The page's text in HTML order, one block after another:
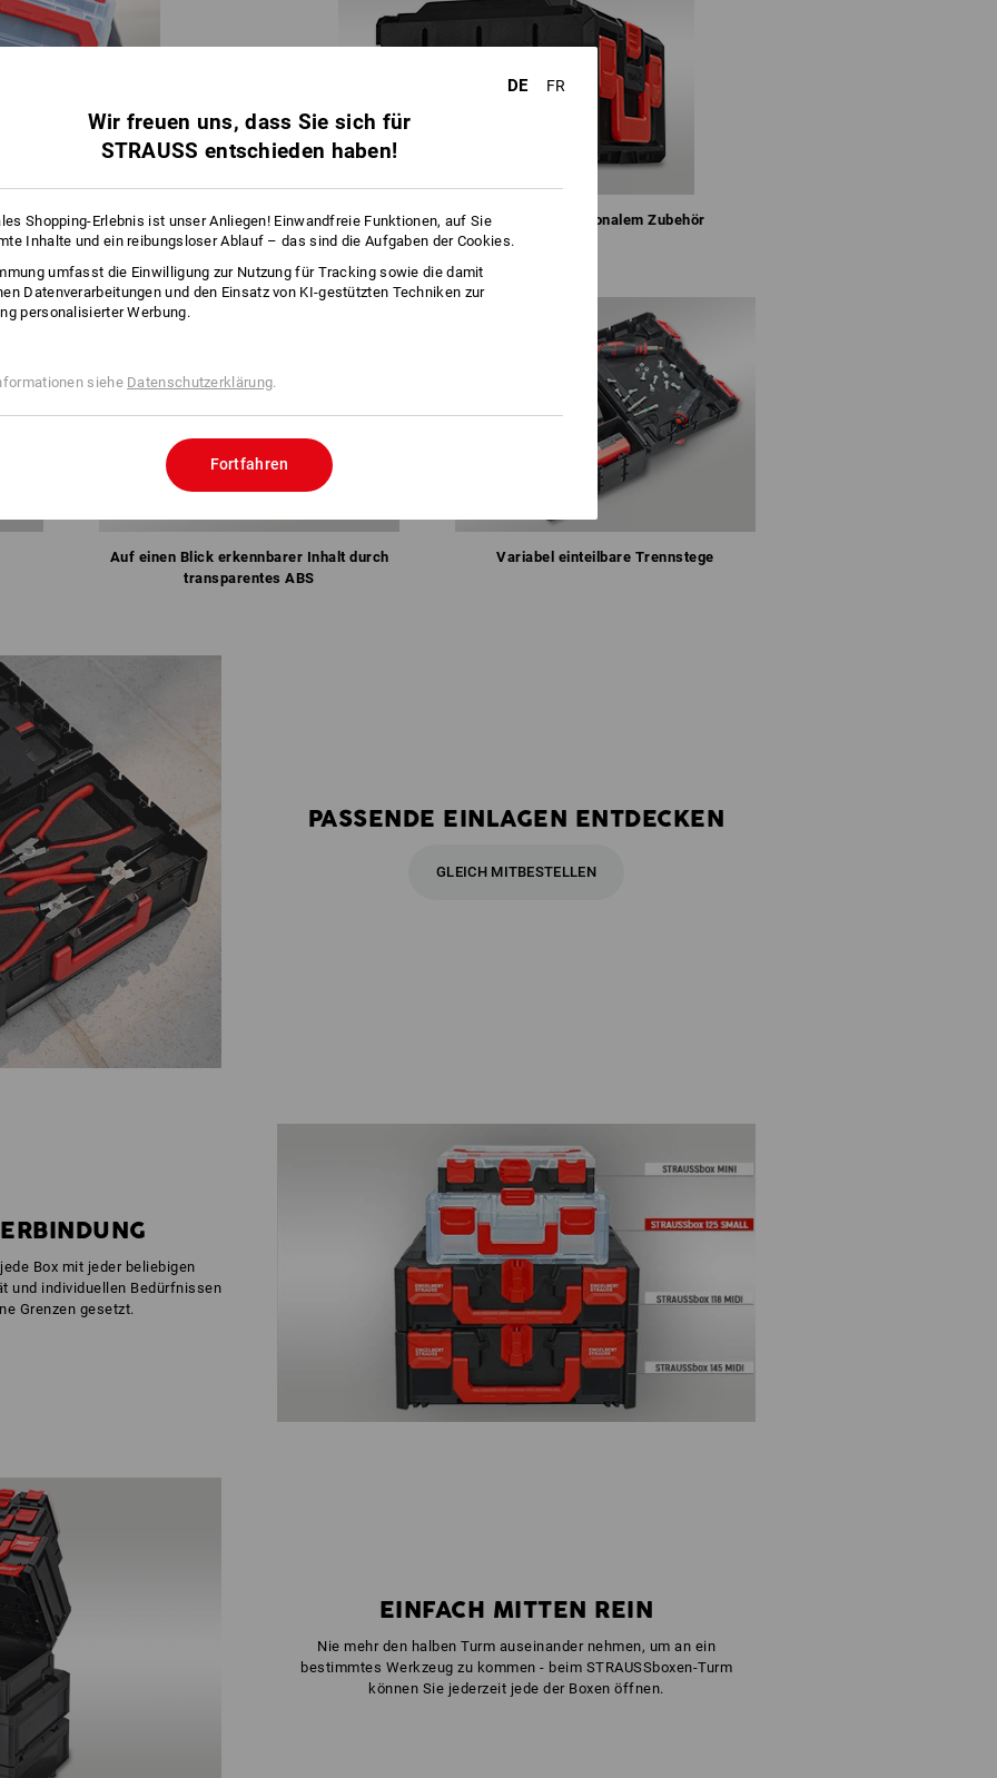
miniund STRAUSSbox small T-Nuten für einfache Adaption von optionalem Zubehör
Auf einen Blick erkennbarer Inhalt durch
transparentes ABS
Variabel einteilbare Trennstege
PASSENDE EINLAGEN ENTDECKEN
GLEICH MITBESTELLEN
Box mit jeder beliebigen
und individuellen Bedürfnissen
Grenzen gesetzt.
EINFACH MITTEN REIN
Nie mehr den halben Turm auseinander nehmen, um an ein
bestimmtes Werkzeug zu kommen - beim STRAUSSboxen-Turm
können Sie jederzeit jede der Boxen öffnen.
DE FR
Wir freuen uns, dass Sie sich für
STRAUSS entschieden haben!
Shopping-Erlebnis ist unser Anliegen! Einwandfreie Funktionen, auf Sie
Inhalte und ein reibungsloser Ablauf – das sind die Aufgaben der Cookies.
umfasst die Einwilligung zur Nutzung für Tracking sowie die damit
Datenverarbeitungen und den Einsatz von KI-gestützten Techniken zur
personalisierter Werbung.
siehe Datenschutzerklärung.
Fortfahren